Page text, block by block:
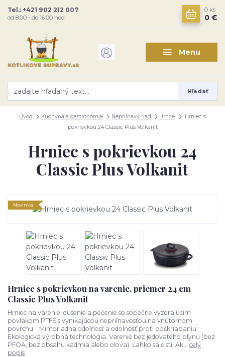
Menu
Hľadať
Tel.: +421 902 212 007
od 8:00 - do 16:00 hod
0 ks
0 €
Úvod Kuchyňa a gastronómia Nepriľnavý riad Hrnce
Hrniec s
pokrievkou 24 Classic Plus Volkanit
Hrniec s pokrievkou 24
Classic Plus Volkanit
Novinka
Hrniec s pokrievkou na varenie, priemer 24 cm
Classic Plus Volkanit
Hrniec na varenie, dusenie a pečenie so sopečne vyzerajúcim
povlakom PTFE s vynikajúcou nepriľnavosťou na vnútornom
povrchu. Mimoriadna odolnosť a odolnosť proti poškriabaniu.
Ekologická výrobná technológia. Varenie bez jedovatého plynu (bez
PFOA, bez obsahu kadmia alebo olova). Ľahko sa čistí. Ak... celý
popis